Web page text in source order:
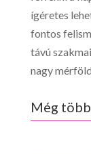
ígéretes
fontos
távú
nagy
Még